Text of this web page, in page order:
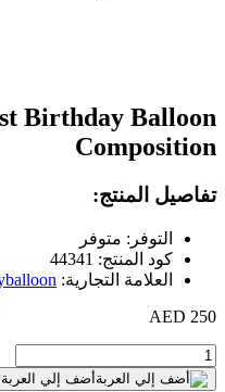
Birthday Balloon
Composition
تفاصيل المنتج:
التوفر: متوفر
كود المنتج: 44341
العلامة التجارية:
250 AED
أضف إلي العربة